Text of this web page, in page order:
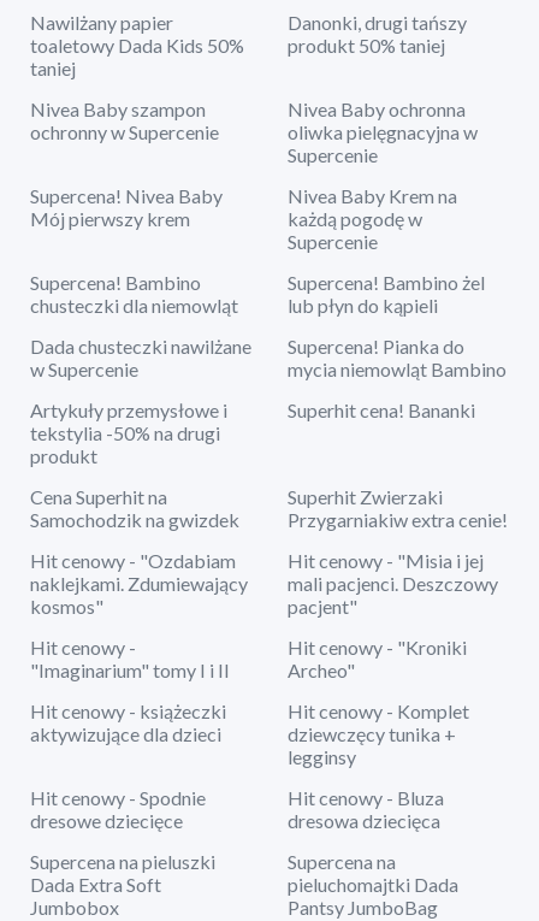
Nawilżany papier
toaletowy Dada Kids 50%
taniej
Danonki, drugi tańszy
produkt 50% taniej
Nivea Baby szampon
ochronny w Supercenie
Nivea Baby ochronna
oliwka pielęgnacyjna w
Supercenie
Supercena! Nivea Baby
Mój pierwszy krem
Nivea Baby Krem na
każdą pogodę w
Supercenie
Supercena! Bambino
chusteczki dla niemowląt
Supercena! Bambino żel
lub płyn do kąpieli
Dada chusteczki nawilżane
w Supercenie
Supercena! Pianka do
mycia niemowląt Bambino
Artykuły przemysłowe i
tekstylia -50% na drugi
produkt
Superhit cena! Bananki
Cena Superhit na
Samochodzik na gwizdek
Superhit Zwierzaki
Przygarniakiw extra cenie!
Hit cenowy - "Ozdabiam
naklejkami. Zdumiewający
kosmos"
Hit cenowy - "Misia i jej
mali pacjenci. Deszczowy
pacjent"
Hit cenowy -
"Imaginarium" tomy I i II
Hit cenowy - "Kroniki
Archeo"
Hit cenowy - książeczki
aktywizujące dla dzieci
Hit cenowy - Komplet
dziewczęcy tunika +
legginsy
Hit cenowy - Spodnie
dresowe dziecięce
Hit cenowy - Bluza
dresowa dziecięca
Supercena na pieluszki
Dada Extra Soft
Jumbobox
Supercena na
pieluchomajtki Dada
Pantsy JumboBag